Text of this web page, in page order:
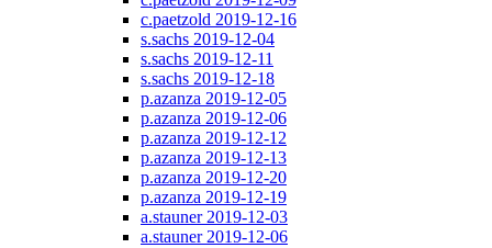
c.paetzold 2019-12-16
s.sachs 2019-12-04
s.sachs 2019-12-11
s.sachs 2019-12-18
p.azanza 2019-12-05
p.azanza 2019-12-06
p.azanza 2019-12-12
p.azanza 2019-12-13
p.azanza 2019-12-20
p.azanza 2019-12-19
a.stauner 2019-12-03
a.stauner 2019-12-06